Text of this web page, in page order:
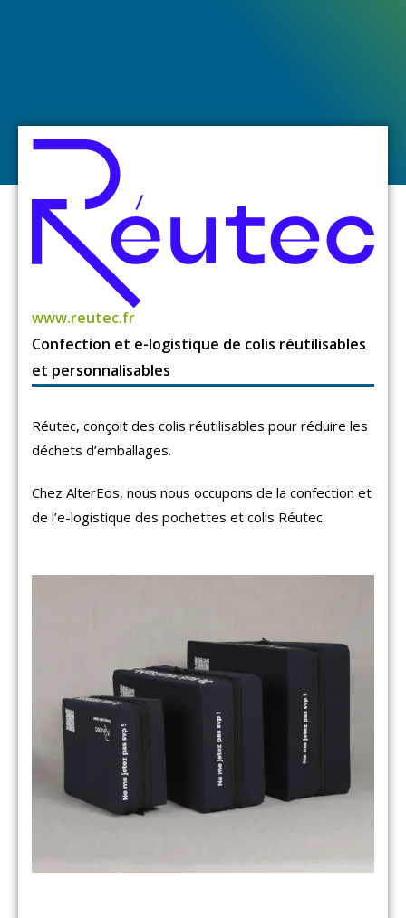
www.reutec.fr
Confection et e-logistique de colis réutilisables
et personnalisables
Réutec, conçoit des colis réutilisables pour réduire les
déchets d’emballages.
Chez AlterEos, nous nous occupons de la confection et
de l’e-logistique des pochettes et colis Réutec.